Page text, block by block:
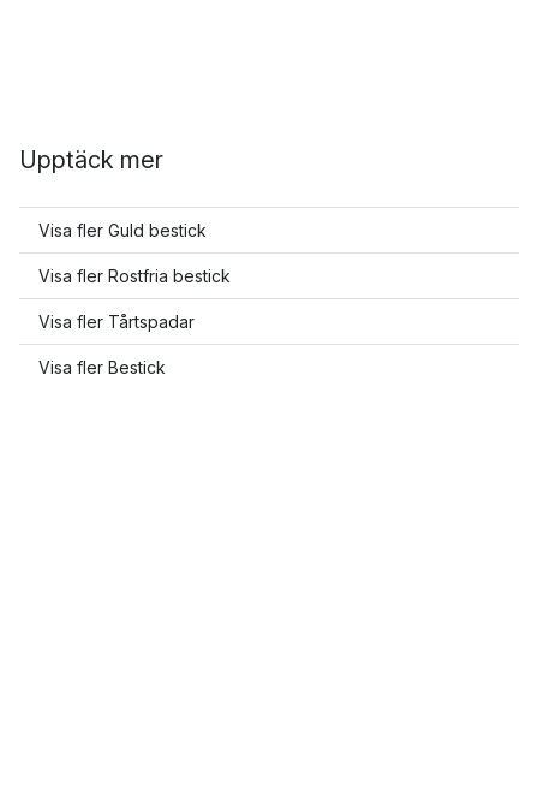
Upptäck mer
Visa fler Guld bestick
Visa fler Rostfria bestick
Visa fler Tårtspadar
Visa fler Bestick